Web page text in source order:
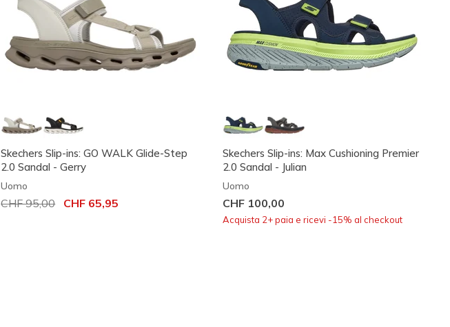
Skechers Slip-ins: GO WALK Glide-Step
2.0 Sandal - Gerry
Uomo
Prezzo ridotto da
CHF 95,00perCHF 65,95
Skechers Slip-ins: Max Cushioning Premier
2.0 Sandal - Julian
Uomo
CHF 100,00
Acquista 2+ paia e ricevi -15% al checkout